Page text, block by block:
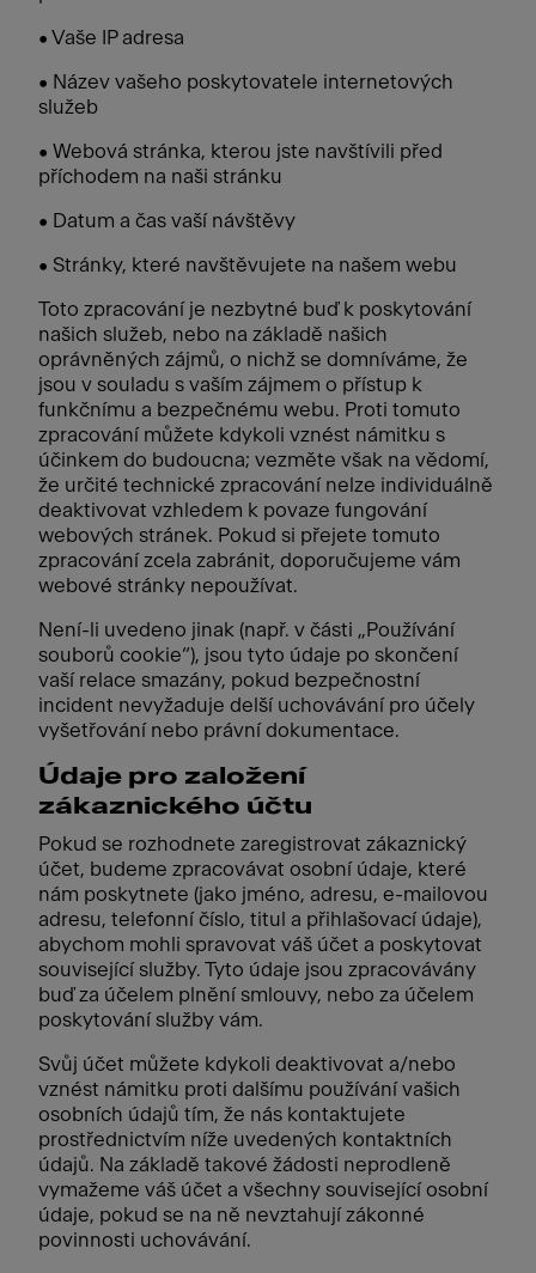
• Vaše IP adresa
• Název vašeho poskytovatele internetových
služeb
• Webová stránka, kterou jste navštívili před
příchodem na naši stránku
• Datum a čas vaší návštěvy
• Stránky, které navštěvujete na našem webu
Toto zpracování je nezbytné buď k poskytování
našich služeb, nebo na základě našich
oprávněných zájmů, o nichž se domníváme, že
jsou v souladu s vaším zájmem o přístup k
funkčnímu a bezpečnému webu. Proti tomuto
zpracování můžete kdykoli vznést námitku s
účinkem do budoucna; vezměte však na vědomí,
že určité technické zpracování nelze individuálně
deaktivovat vzhledem k povaze fungování
webových stránek. Pokud si přejete tomuto
zpracování zcela zabránit, doporučujeme vám
webové stránky nepoužívat.
Není-li uvedeno jinak (např. v části „Používání
souborů cookie“), jsou tyto údaje po skončení
vaší relace smazány, pokud bezpečnostní
incident nevyžaduje delší uchovávání pro účely
vyšetřování nebo právní dokumentace.
Údaje pro založení
zákaznického účtu
Pokud se rozhodnete zaregistrovat zákaznický
účet, budeme zpracovávat osobní údaje, které
nám poskytnete (jako jméno, adresu, e-mailovou
adresu, telefonní číslo, titul a přihlašovací údaje),
abychom mohli spravovat váš účet a poskytovat
související služby. Tyto údaje jsou zpracovávány
buď za účelem plnění smlouvy, nebo za účelem
poskytování služby vám.
Svůj účet můžete kdykoli deaktivovat a/nebo
vznést námitku proti dalšímu používání vašich
osobních údajů tím, že nás kontaktujete
prostřednictvím níže uvedených kontaktních
údajů. Na základě takové žádosti neprodleně
vymažeme váš účet a všechny související osobní
údaje, pokud se na ně nevztahují zákonné
povinnosti uchovávání.